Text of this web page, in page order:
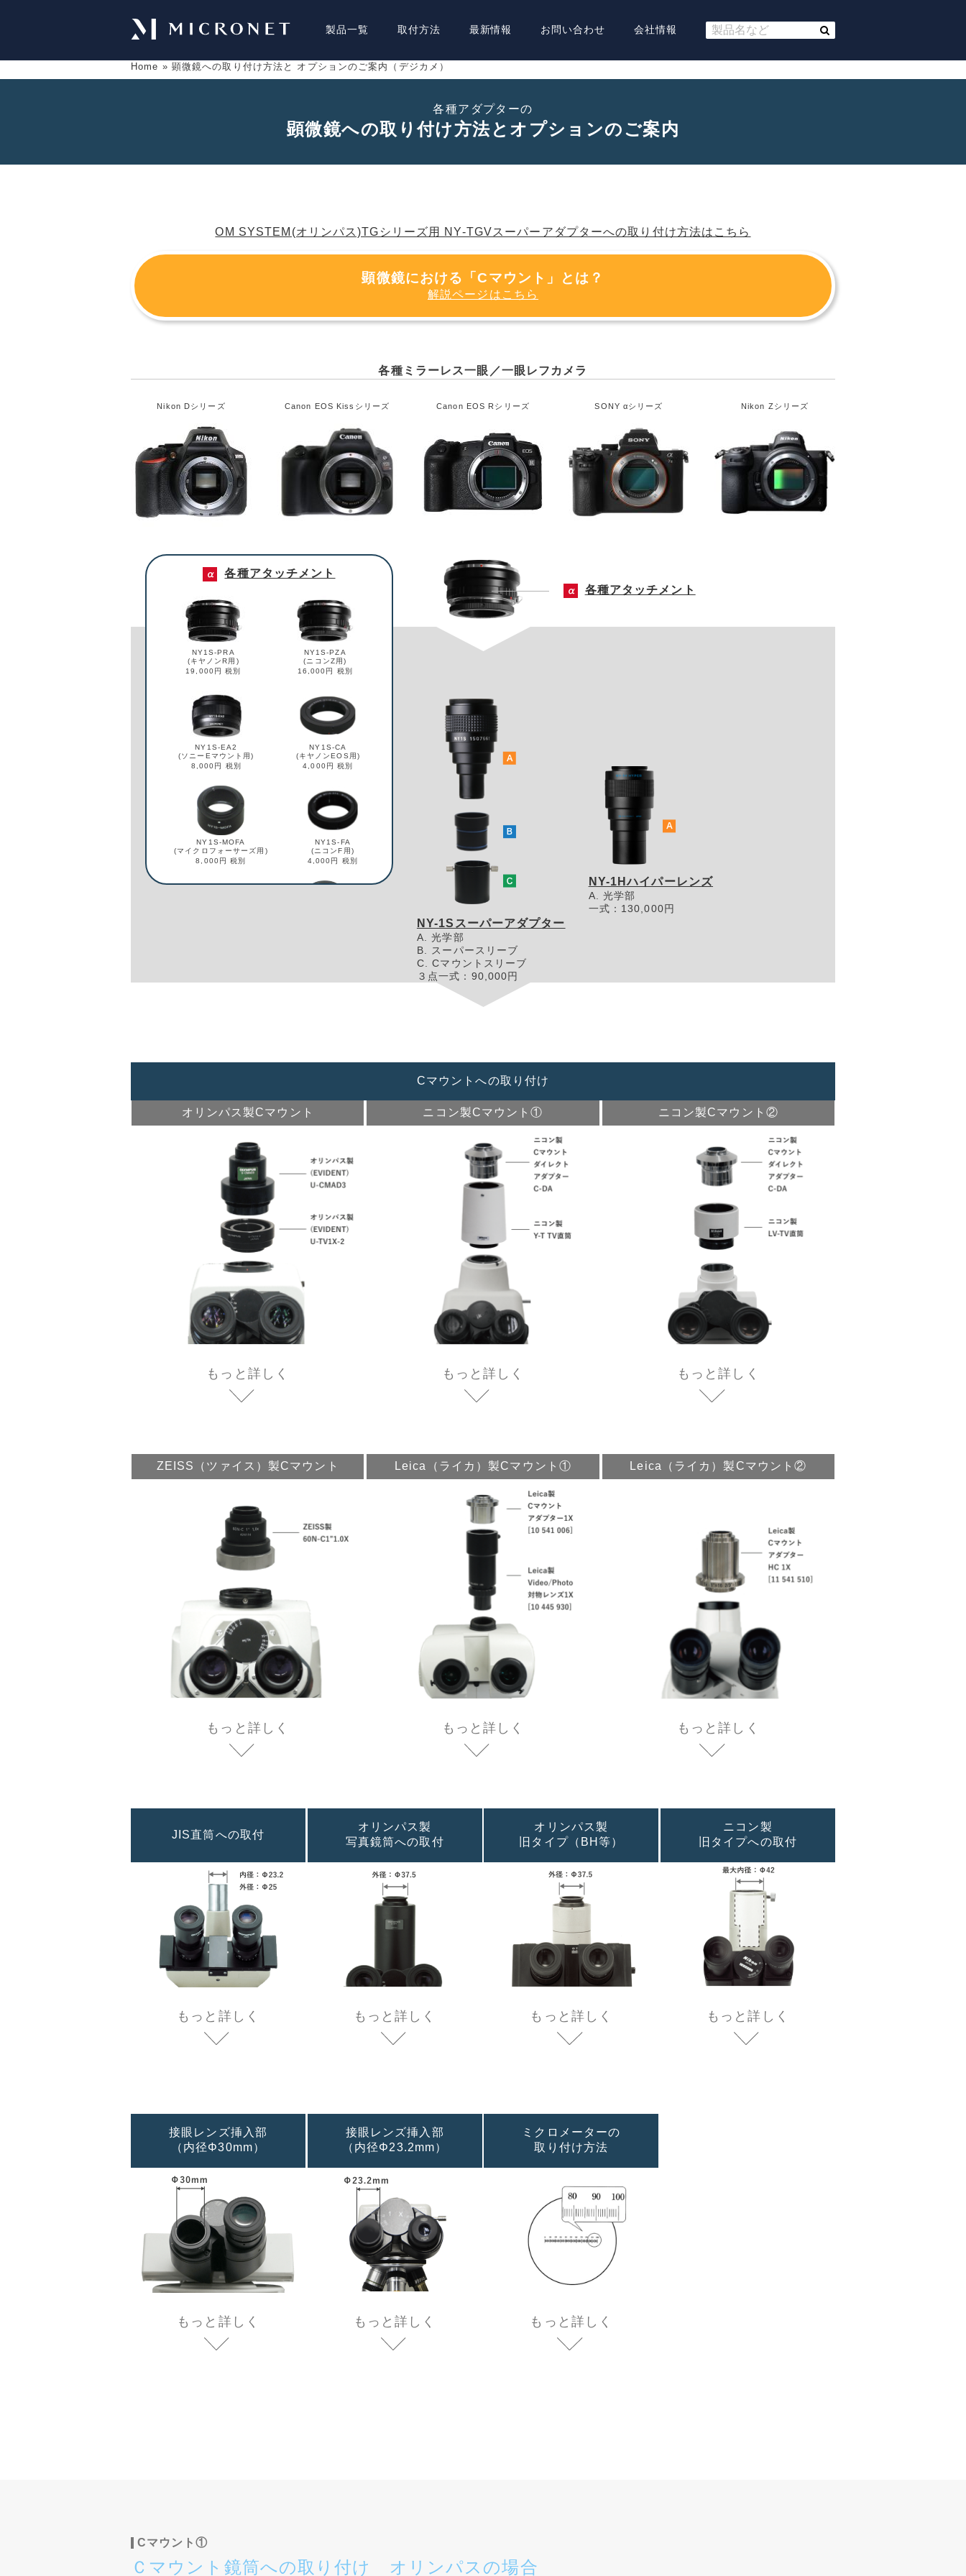
製品一覧 取付方法 最新情報 お問い合わせ 会社情報
Home » 顕微鏡への取り付け方法と オプションのご案内（デジカメ）
各種アダプターの
顕微鏡への取り付け方法と オプションのご案内
OM SYSTEM(オリンパス)TGシリーズ用 NY-TGVスーパーアダプターへの取り付け方法はこちら
顕微鏡における「Cマウント」とは？
解説ページはこちら
各種ミラーレス一眼／一眼レフカメラ
Nikon Dシリーズ Canon EOS Kissシリーズ Canon EOS Rシリーズ SONY αシリーズ Nikon Zシリーズ
各種アタッチメント
NY1S-PRA
(キヤノンR用)
19,000円 税別
NY1S-PZA
(ニコンZ用)
16,000円 税別
NY1S-EA2
(ソニーEマウント用)
8,000円 税別
NY1S-CA
(キヤノンEOS用)
4,000円 税別
NY1S-MOFA
(マイクロフォーサーズ用)
8,000円 税別
NY1S-FA
(ニコンF用)
4,000円 税別
NY1S-PA
4,000円 税別
各種アタッチメント
NY-1Sスーパーアダプター
A. 光学部
B. スーパースリーブ
C. Cマウントスリーブ
３点一式：90,000円
NY-1Hハイパーレンズ
A. 光学部
一式：130,000円
Cマウントへの取り付け
オリンパス製Cマウント
もっと詳しく
ニコン製Cマウント①
もっと詳しく
ニコン製Cマウント②
もっと詳しく
ZEISS（ツァイス）製Cマウント
もっと詳しく
Leica（ライカ）製Cマウント①
もっと詳しく
Leica（ライカ）製Cマウント②
もっと詳しく
JIS直筒への取付
もっと詳しく
オリンパス製
写真鏡筒への取付
もっと詳しく
オリンパス製
旧タイプ（BH等）
もっと詳しく
ニコン製
旧タイプへの取付
もっと詳しく
接眼レンズ挿入部
（内径Φ30mm）
もっと詳しく
接眼レンズ挿入部
（内径Φ23.2mm）
もっと詳しく
ミクロメーターの
取り付け方法
もっと詳しく
Cマウント①
Ｃマウント鏡筒への取り付け オリンパスの場合